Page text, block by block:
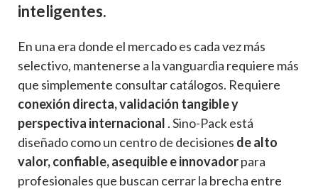
inteligentes.
En una era donde el mercado es cada vez más
selectivo, mantenerse a la vanguardia requiere más
que simplemente consultar catálogos. Requiere
conexión directa, validación tangible y
perspectiva internacional . Sino-Pack está
diseñado como un centro de decisiones de alto
valor, confiable, asequible e innovadorpara
profesionales que buscan cerrar la brecha entre